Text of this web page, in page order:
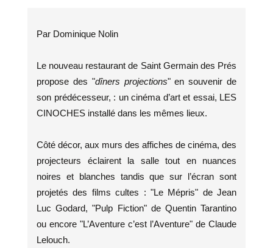
Par Dominique Nolin
Le nouveau restaurant de Saint Germain des Prés
propose des "dîners projections" en souvenir de
son prédécesseur, : un cinéma d’art et essai, LES
CINOCHES installé dans les mêmes lieux.
Côté décor, aux murs des affiches de cinéma, des
projecteurs éclairent la salle tout en nuances
noires et blanches tandis que sur l’écran sont
projetés des films cultes : "Le Mépris" de Jean
Luc Godard, "Pulp Fiction" de Quentin Tarantino
ou encore "L’Aventure c’est l’Aventure" de Claude
Lelouch.